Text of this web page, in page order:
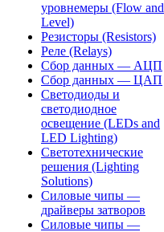
уровнемеры (Flow and
Level)
Резисторы (Resistors)
Реле (Relays)
Сбор данных — АЦП
Сбор данных — ЦАП
Светодиоды и
светодиодное
освещение (LEDs and
LED Lighting)
Светотехнические
решения (Lighting
Solutions)
Силовые чипы —
драйверы затворов
Силовые чипы —